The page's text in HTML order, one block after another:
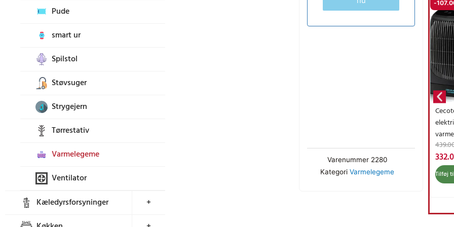
Pude
smart ur
Spilstol
Støvsuger
Strygejern
Tørrestativ
Varmelegeme
Ventilator
Kæledyrsforsyninger
+
Varenummer 2280
Kategori Varmelegeme
-
2000
med
Tilføj